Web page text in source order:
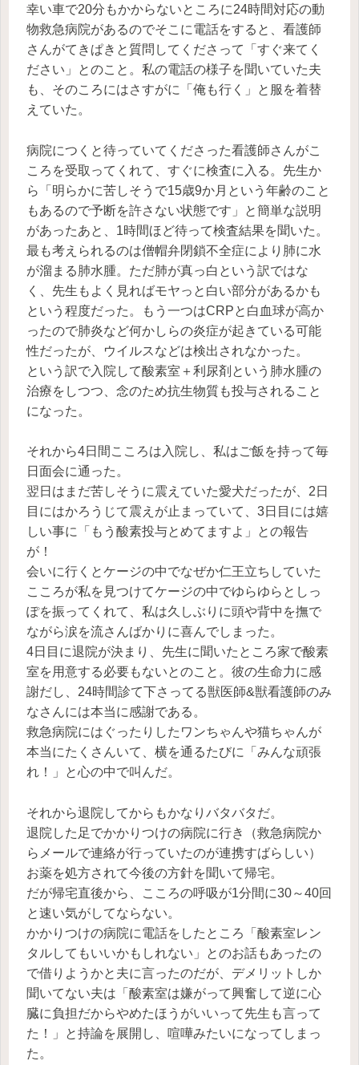
幸い車で20分もかからないところに24時間対応の動
物救急病院があるのでそこに電話をすると、看護師
さんがてきぱきと質問してくださって「すぐ来てく
ださい」とのこと。私の電話の様子を聞いていた夫
も、そのころにはさすがに「俺も行く」と服を着替
えていた。
病院につくと待っていてくださった看護師さんがこ
ころを受取ってくれて、すぐに検査に入る。先生か
ら「明らかに苦しそうで15歳9か月という年齢のこと
もあるので予断を許さない状態です」と簡単な説明
があったあと、1時間ほど待って検査結果を聞いた。
最も考えられるのは僧帽弁閉鎖不全症により肺に水
が溜まる肺水腫。ただ肺が真っ白という訳ではな
く、先生もよく見ればモヤっと白い部分があるかも
という程度だった。もう一つはCRPと白血球が高か
ったので肺炎など何かしらの炎症が起きている可能
性だったが、ウイルスなどは検出されなかった。
という訳で入院して酸素室＋利尿剤という肺水腫の
治療をしつつ、念のため抗生物質も投与されること
になった。
それから4日間こころは入院し、私はご飯を持って毎
日面会に通った。
翌日はまだ苦しそうに震えていた愛犬だったが、2日
目にはかろうじて震えが止まっていて、3日目には嬉
しい事に「もう酸素投与とめてますよ」との報告
が！
会いに行くとケージの中でなぜか仁王立ちしていた
こころが私を見つけてケージの中でゆらゆらとしっ
ぽを振ってくれて、私は久しぶりに頭や背中を撫で
ながら涙を流さんばかりに喜んでしまった。
4日目に退院が決まり、先生に聞いたところ家で酸素
室を用意する必要もないとのこと。彼の生命力に感
謝だし、24時間診て下さってる獣医師&獣看護師のみ
なさんには本当に感謝である。
救急病院にはぐったりしたワンちゃんや猫ちゃんが
本当にたくさんいて、横を通るたびに「みんな頑張
れ！」と心の中で叫んだ。
それから退院してからもかなりバタバタだ。
退院した足でかかりつけの病院に行き（救急病院か
らメールで連絡が行っていたのが連携すばらしい）
お薬を処方されて今後の方針を聞いて帰宅。
だが帰宅直後から、こころの呼吸が1分間に30～40回
と速い気がしてならない。
かかりつけの病院に電話をしたところ「酸素室レン
タルしてもいいかもしれない」とのお話もあったの
で借りようかと夫に言ったのだが、デメリットしか
聞いてない夫は「酸素室は嫌がって興奮して逆に心
臓に負担だからやめたほうがいいって先生も言って
た！」と持論を展開し、喧嘩みたいになってしまっ
た。